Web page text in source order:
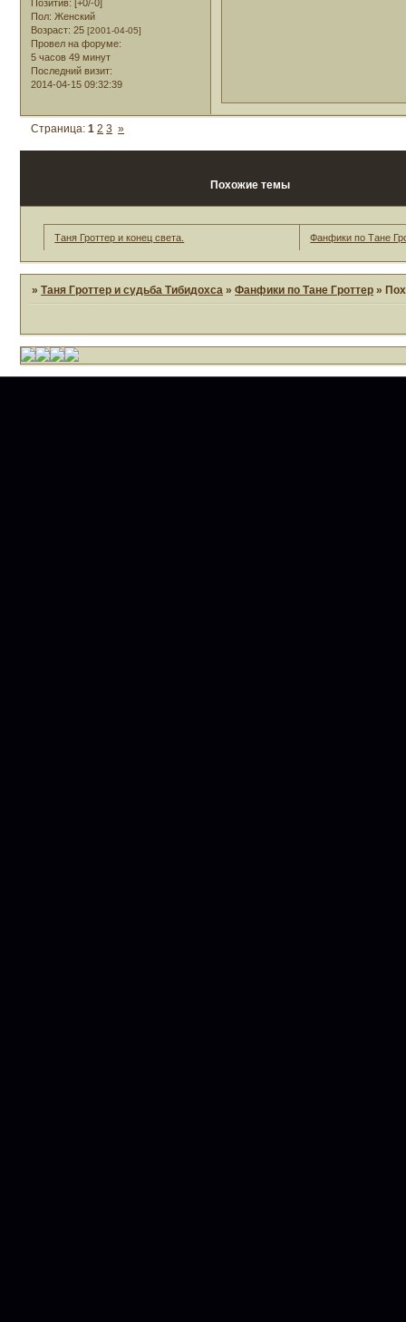
Позитив: [+0/-0]
Пол: Женский
Возраст: 25 [2001-04-05]
Провел на форуме:
5 часов 49 минут
Последний визит:
2014-04-15 09:32:39
Страница:1 2 3 »
Похожие темы
Таня Гроттер и конец света. Фанфики по Тане
»Таня Гроттер и судьба Тибидохса »Фанфики по Тане Гроттер »